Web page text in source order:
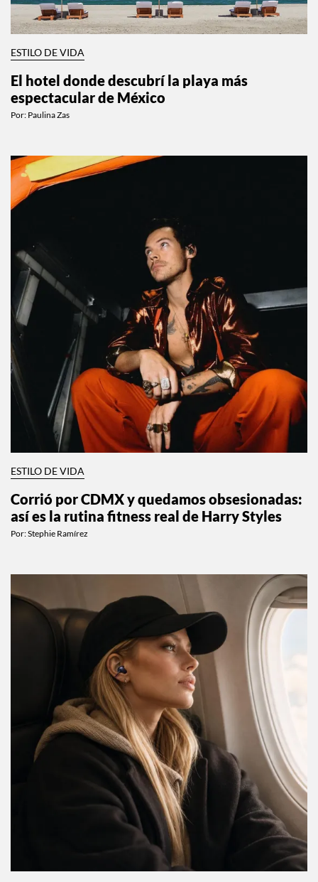
ESTILO DE VIDA
El hotel donde descubrí la playa más
espectacular de México
Por: Paulina Zas
ESTILO DE VIDA
Corrió por CDMX y quedamos obsesionadas:
así es la rutina fitness real de Harry Styles
Por:Stephie Ramírez